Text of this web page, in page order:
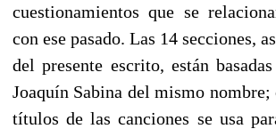
cuestionamientos que se
con ese pasado. Las 14 secciones,
del presente escrito, están
Joaquín Sabina del mismo nombre;
títulos de las canciones se usa